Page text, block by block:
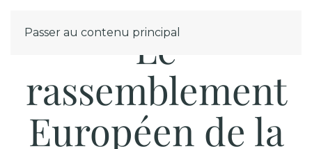
Passer au contenu principal
Le
rassemblement
Européen de la